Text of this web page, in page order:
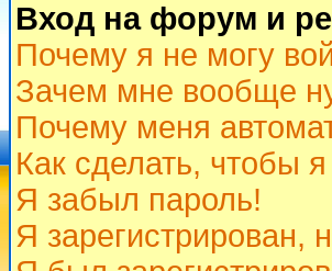
Вход на форум и
Почему я не могу
Зачем мне вообще
Почему меня
Как сделать, чтобы
Я забыл пароль!
Я зарегистрирован,